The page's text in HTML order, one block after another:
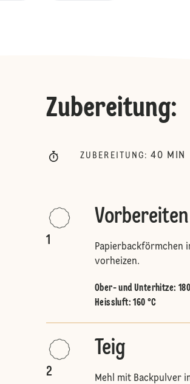
Zubereitung:
ZUBEREITUNG : 40 MIN
1
Vorbereiten
Papierbackförmchen
vorheizen.
Ober- und Unterhitze:
Heissluft: 160 °C
2
Teig
Mehl mit Backpulver